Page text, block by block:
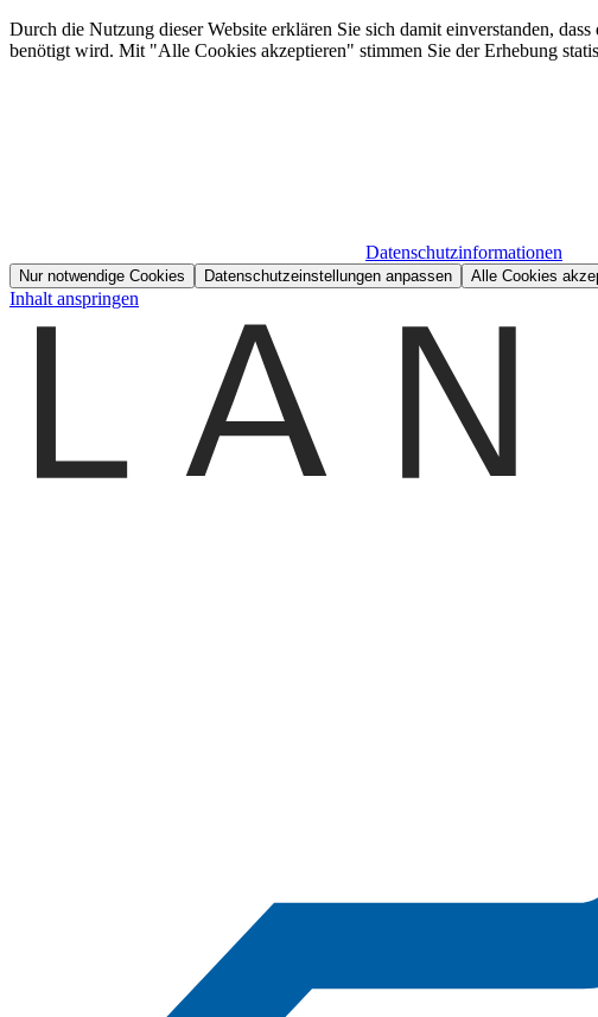
Durch die Nutzung dieser Website erklären Sie sich damit einverstanden,
benötigt wird. Mit "Alle Cookies akzeptieren" stimmen Sie der Erhebung
Datenschutzinformationen
Nur notwendige Cookies Datenschutzeinstellungen anpassen Alle Cookies
Inhalt anspringen